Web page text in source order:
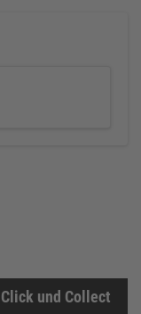
Click und Collect